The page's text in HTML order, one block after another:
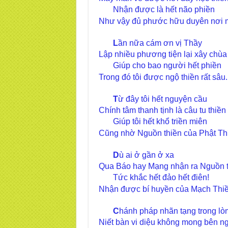
Nhận được là hết não phiền
Như vậy đủ phước hữu duyên nơi
Lần nữa cám ơn vị Thầy
Lập nhiều phương tiện lại xây
Giúp cho bao người hết phiền
Trong đó tôi được ngộ thiền rất sâu.
Từ đây tôi hết nguyện cầu
Chính tâm thanh tịnh là câu tu thiền
Giúp tôi hết khổ triền miên
Cũng nhờ Nguồn thiền của Phật
Dù ai ở gần ở xa
Qua Báo hay Mạng nhận ra Nguồn
Tức khắc hết đảo hết điên!
Nhận được bí huyền của Mạch
Chánh pháp nhãn tạng trong
Niết bàn vi diệu không mong bên